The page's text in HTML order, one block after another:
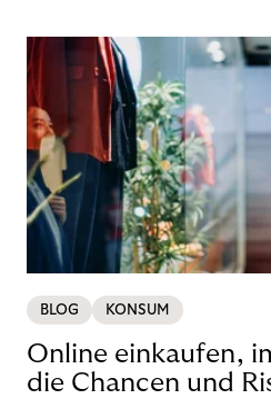
BLOG KONSUM
Online einkaufen,
die Chancen und